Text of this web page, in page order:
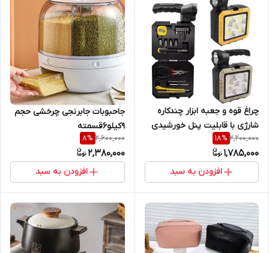
چراغ قوه و جعبه ابزار چندکاره
شارژی با قابلیت پنل خورشیدی
مدل ۷۷۳۹
2,200,000
18%
1,785,000
افزودن به سبد
جاحبوبات جابرنجی چرخشی حجم
9کیلو6قسمته
2,600,000
8%
2,380,000
افزودن به سبد